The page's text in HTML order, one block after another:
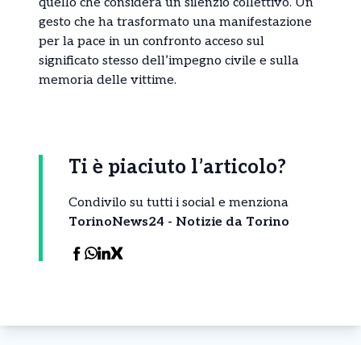
gesto che ha trasformato una manifestazione
per la pace in un confronto acceso sul
significato stesso dell’impegno civile e sulla
memoria delle vittime.
Ti è piaciuto l’articolo?
Condivilo su tutti i social e menziona
TorinoNews24 - Notizie da Torino